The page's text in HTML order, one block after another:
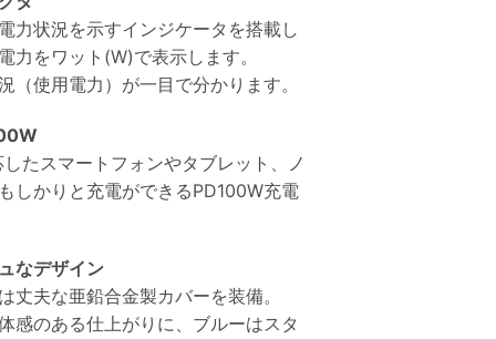
力状況を示すインジケータを搭載し
力をワット(W)で表示します。
（使用電力）が一目で分かります。
たスマートフォンやタブレット、ノ
しかりと充電ができるPD100W充電
なデザイン
丈夫な亜鉛合金製カバーを装備。
感のある仕上がりに、ブルーはスタ